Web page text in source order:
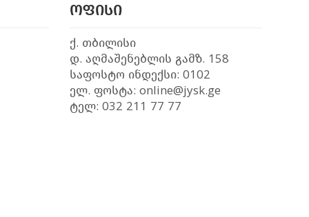
ოფისი
ქ. თბილისი
დ. აღმაშენებლის გამზ. 158
საფოსტო ინდექსი: 0102
ელ. ფოსტა: online@jysk.ge
ტელ: 032 211 77 77